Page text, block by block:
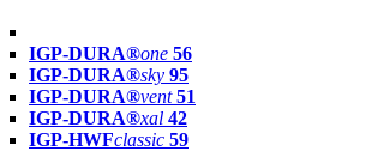
IGP-DURA®one 56
IGP-DURA®sky 95
IGP-DURA®vent 51
IGP-DURA®xal 42
IGP-HWFclassic 59